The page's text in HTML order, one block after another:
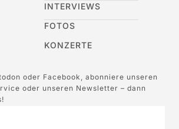
INTERVIEWS
FOTOS
KONZERTE
oder Facebook, abonniere unseren
oder unseren Newsletter – dann